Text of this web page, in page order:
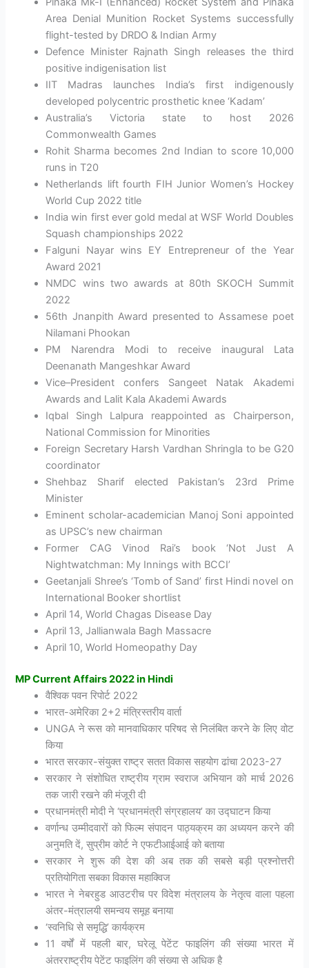
Area Denial Munition Rocket Systems successfully
flight-tested by DRDO & Indian Army
Defence Minister Rajnath Singh releases the third
positive indigenisation list
IIT Madras launches India’s first indigenously
developed polycentric prosthetic knee ‘Kadam’
Australia’s Victoria state to host 2026
Commonwealth Games
Rohit Sharma becomes 2nd Indian to score 10,000
runs in T20
Netherlands lift fourth FIH Junior Women’s Hockey
World Cup 2022 title
India win first ever gold medal at WSF World Doubles
Squash championships 2022
Falguni Nayar wins EY Entrepreneur of the Year
Award 2021
NMDC wins two awards at 80th SKOCH Summit
2022
56th Jnanpith Award presented to Assamese poet
Nilamani Phookan
PM Narendra Modi to receive inaugural Lata
Deenanath Mangeshkar Award
Vice–President confers Sangeet Natak Akademi
Awards and Lalit Kala Akademi Awards
Iqbal Singh Lalpura reappointed as Chairperson,
National Commission for Minorities
Foreign Secretary Harsh Vardhan Shringla to be G20
coordinator
Shehbaz Sharif elected Pakistan’s 23rd Prime
Minister
Eminent scholar-academician Manoj Soni appointed
as UPSC’s new chairman
Former CAG Vinod Rai’s book ‘Not Just A
Nightwatchman: My Innings with BCCI’
Geetanjali Shree’s ‘Tomb of Sand’ first Hindi novel on
International Booker shortlist
April 14, World Chagas Disease Day
April 13, Jallianwala Bagh Massacre
April 10, World Homeopathy Day
MP Current Affairs 2022 in Hindi
वैश्विक पवन रिपोर्ट 2022
भारत-अमेरिका 2+2 मंत्रिस्तरीय वार्ता
UNGA ने रूस को मानवाधिकार परिषद से निलंबित करने के लिए वोट
किया
भारत सरकार-संयुक्त राष्ट्र सतत विकास सहयोग ढांचा 2023-27
सरकार ने संशोधित राष्ट्रीय ग्राम स्वराज अभियान को मार्च 2026
तक जारी रखने की मंजूरी दी
प्रधानमंत्री मोदी ने ‘प्रधानमंत्री संग्रहालय’ का उद्घाटन किया
वर्णान्ध उम्मीदवारों को फिल्म संपादन पाठ्यक्रम का अध्ययन करने की
अनुमति दें, सुप्रीम कोर्ट ने एफटीआईआई को बताया
सरकार ने शुरू की देश की अब तक की सबसे बड़ी प्रश्नोत्तरी
प्रतियोगिता सबका विकास महाक्विज
भारत ने नेबरहुड आउटरीच पर विदेश मंत्रालय के नेतृत्व वाला पहला
अंतर-मंत्रालयी समन्वय समूह बनाया
‘स्वनिधि से समृद्धि’ कार्यक्रम
11 वर्षों में पहली बार, घरेलू पेटेंट फाइलिंग की संख्या भारत में
अंतरराष्ट्रीय पेटेंट फाइलिंग की संख्या से अधिक है